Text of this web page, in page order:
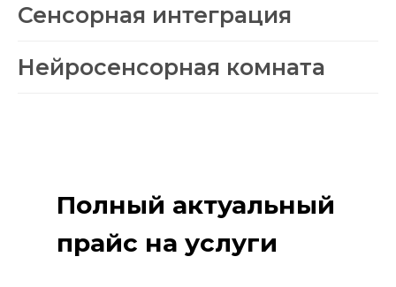
Сенсорная интеграция
Нейросенсорная комната
Полный актуальный
прайс на услуги